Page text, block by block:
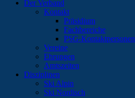
Der Verband
Kontakt
Präsidium
Fachbereiche
PSG-Kontaktpersonen
Vereine
Ehrungen
Amtszeiten
Disziplinen
Ski Alpin
Ski Nordisch